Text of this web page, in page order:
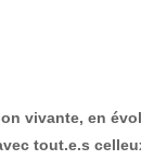
vivante, en
tout.e.s